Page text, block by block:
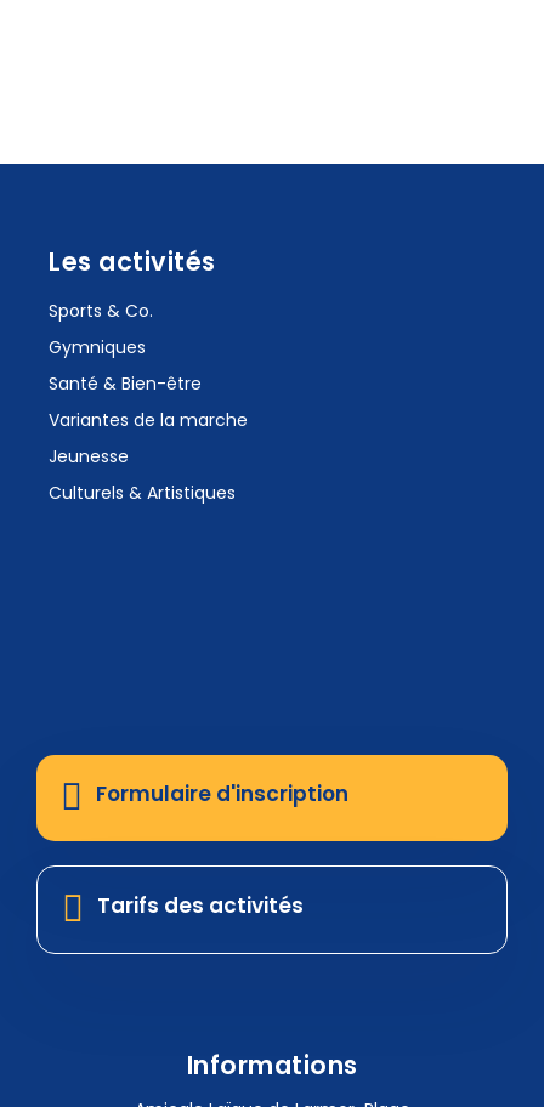
Les activités
Sports & Co.
Gymniques
Santé & Bien-être
Variantes de la marche
Jeunesse
Culturels & Artistiques
Formulaire d'inscription
Tarifs des activités
Informations